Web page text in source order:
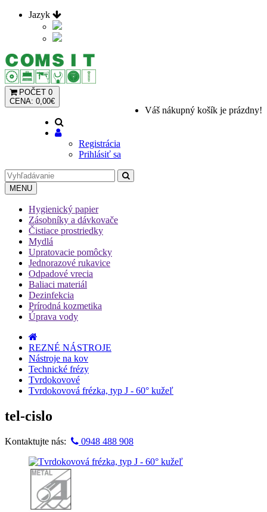
Jazyk
POČET 0
CENA: 0,00€
Váš nákupný košík je prázdny!
Registrácia
Prihlásiť sa
MENU
Hygienický papier
Zásobníky a dávkovače
Čistiace prostriedky
Mydlá
Upratovacie pomôcky
Jednorazové rukavice
Odpadové vrecia
Baliaci materiál
Dezinfekcia
Prírodná kozmetika
Úprava vody
REZNÉ NÁSTROJE
Nástroje na kov
Technické frézy
Tvrdokovové
Tvrdokovová frézka, typ J - 60° kužeľ
tel-cislo
Kontaktujte nás: 0948 488 908